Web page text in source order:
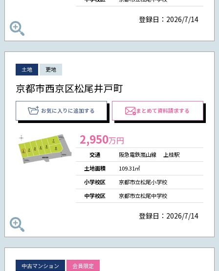
登録日：2026/7/14
土地 更地
京都市西京区松尾井戸町
お気に入りに追加する まとめて資料請求する
2,950万円
交通
阪急電鉄嵐山線 上桂駅
土地面積
109.31㎡
小学校区
京都市立松尾小学校
中学校区
京都市立松尾中学校
登録日：2026/7/14
中古マンション 会員限定